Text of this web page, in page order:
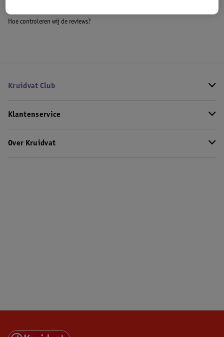
Hoe controleren wij de reviews?
Kruidvat Club
Klantenservice
Over Kruidvat